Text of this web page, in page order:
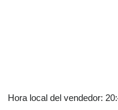
Hora local del vendedor: